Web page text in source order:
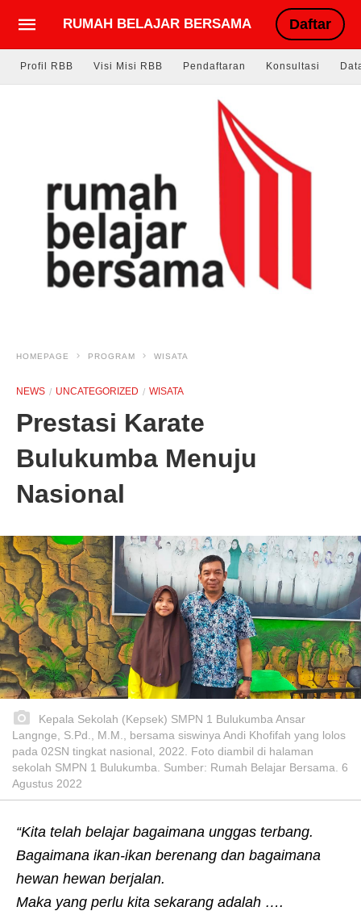
RUMAH BELAJAR BERSAMA Daftar
Profil RBB Visi Misi RBB Pendaftaran Konsultasi
HOMEPAGE PROGRAM WISATA
NEWS UNCATEGORIZED WISATA
Prestasi Karate
Bulukumba Menuju
Nasional
Kepala Sekolah (Kepsek) SMPN 1 Bulukumba Ansar
Langnge, S.Pd., M.M., bersama siswinya Andi Khofifah yang lolos
pada 02SN tingkat nasional, 2022. Foto diambil di halaman
sekolah SMPN 1 Bulukumba. Sumber: Rumah Belajar Bersama. 6
Agustus 2022
“Kita telah belajar bagaimana unggas terbang.
Bagaimana ikan-ikan berenang dan bagaimana
hewan hewan berjalan.
Maka yang perlu kita sekarang adalah ….